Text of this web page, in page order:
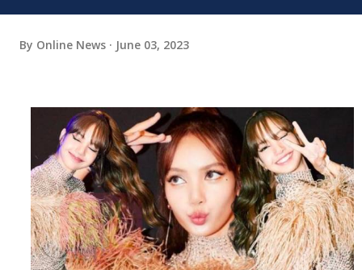
By Online News June 03, 2023